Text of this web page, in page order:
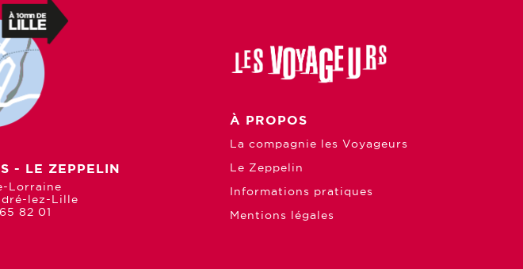
- LE ZEPPELIN
Lorraine
lez-Lille
82 01
À PROPOS
La compagnie les Voyageurs
Le Zeppelin
Informations pratiques
Mentions légales